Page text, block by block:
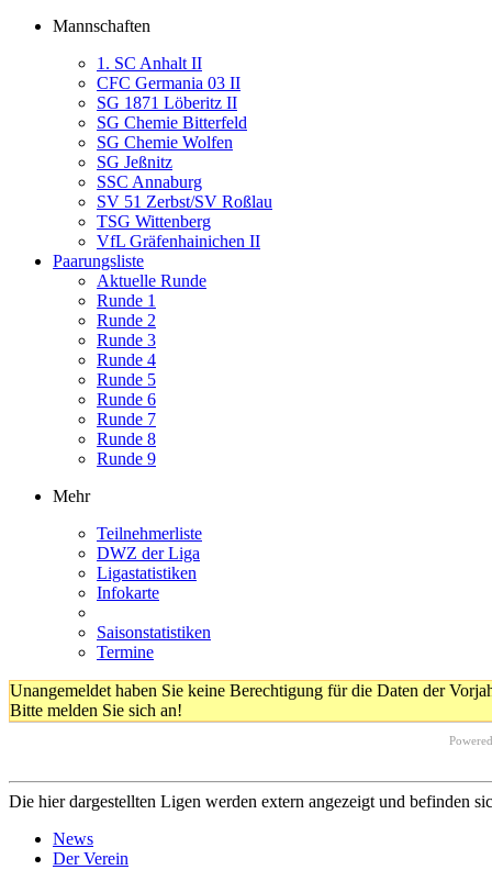
Mannschaften
1. SC Anhalt II
CFC Germania 03 II
SG 1871 Löberitz II
SG Chemie Bitterfeld
SG Chemie Wolfen
SG Jeßnitz
SSC Annaburg
SV 51 Zerbst/SV Roßlau
TSG Wittenberg
VfL Gräfenhainichen II
Paarungsliste
Aktuelle Runde
Runde 1
Runde 2
Runde 3
Runde 4
Runde 5
Runde 6
Runde 7
Runde 8
Runde 9
Mehr
Teilnehmerliste
DWZ der Liga
Ligastatistiken
Infokarte
Saisonstatistiken
Termine
Unangemeldet haben Sie keine Berechtigung für die Daten der
Bitte melden Sie sich an!
Die hier dargestellten Ligen werden extern angezeigt und befinden
News
Der Verein